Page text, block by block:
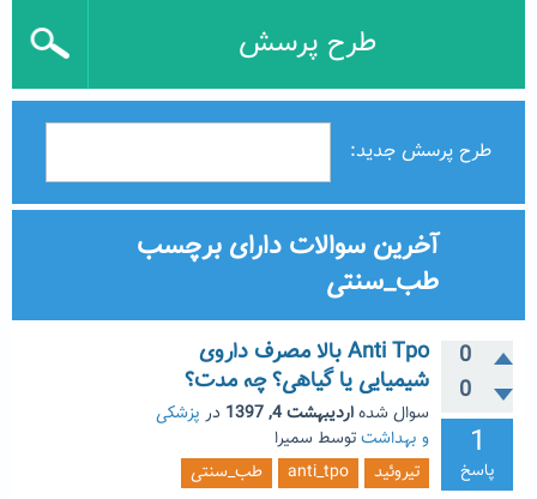
طرح پرسش
طرح پرسش جدید:
آخرین سوالات دارای برچسب
طب_سنتی
0
0
1
پاسخ
Anti Tpo بالا مصرف داروی
شیمیایی یا گیاهی؟ چه مدت؟
سوال شدهاردیبهشت 4, 1397 در پزشکی
و بهداشتتوسط سمیرا
تیروئید
anti_tpo طب_سنتی